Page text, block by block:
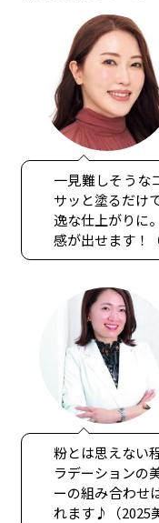
一見難しそうな
サッと塗るだけ
逸な仕上がりに
感が出せます！
粉とは思えない
ラデーションの
ーの組み合わせ
れます♪（2025